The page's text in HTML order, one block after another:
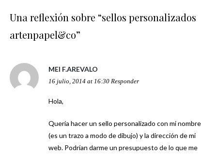
entradas
Una reflexión sobre “sellos personalizados
artenpapel&co”
MEI F.AREVALO
16 julio, 2014 at 16:30 Responder
Hola,
Quería hacer un sello personalizado con mi nombre
(es un trazo a modo de dibujo) y la dirección de mi
web. Podrían darme un presupuesto de lo que me